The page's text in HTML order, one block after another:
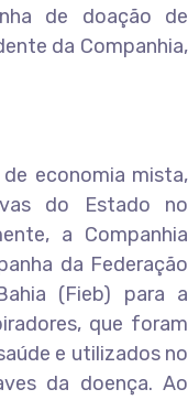
de doação de
da Companhia,
economia mista,
do Estado no
a Companhia
da Federação
(Fieb) para a
que foram
e utilizados no
da doença. Ao